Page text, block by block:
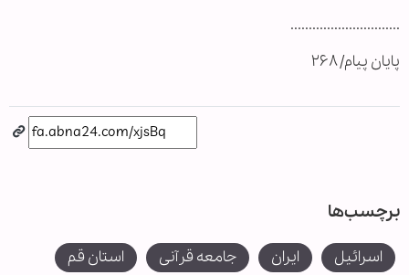
..............................
پایان پیام/ ۲۶۸
برچسب‌ها
اسرائیل ایران جامعه قرآنی
استان قم